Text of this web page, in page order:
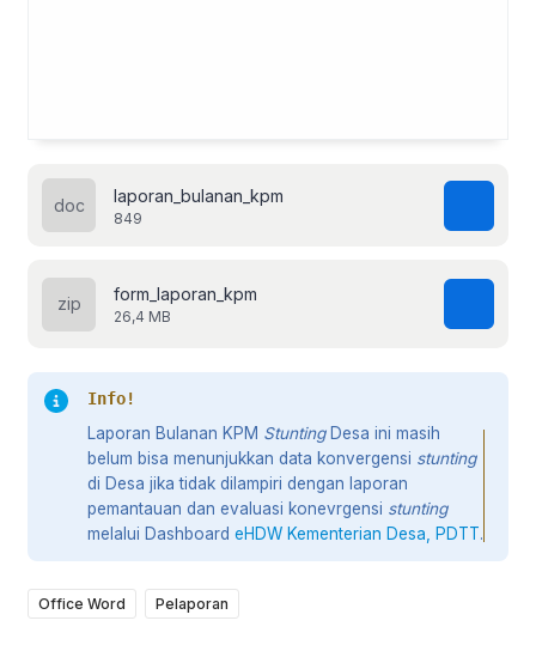
laporan_bulanan_kpm
849
form_laporan_kpm
26,4 MB
Info!
Laporan Bulanan KPM StuntingDesa ini masih
belum bisa menunjukkan data konvergensi stunting
di Desa jika tidak dilampiri dengan laporan
pemantauan dan evaluasi konevrgensi stunting
melalui Dashboard eHDW Kementerian Desa, PDTT.
Office Word Pelaporan